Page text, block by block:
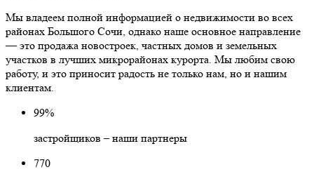
Мы владеем полной информацией о недвижимости во всех
районах Большого Сочи, однако наше основное направление
— это продажа новостроек, частных домов и земельных
участков в лучших микрорайонах курорта. Мы любим свою
работу, и это приносит радость не только нам, но и нашим
клиентам.
99%
застройщиков – наши партнеры
770